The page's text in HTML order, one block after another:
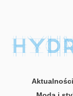
Aktualności